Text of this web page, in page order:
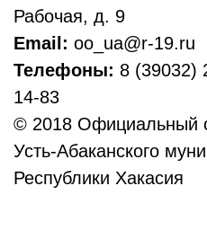
Рабочая, д. 9
Email: oo_ua@r-19.ru
Телефоны: 8 (39032)
14-83
© 2018 Официальный
Усть-Абаканского
Республики Хакасия